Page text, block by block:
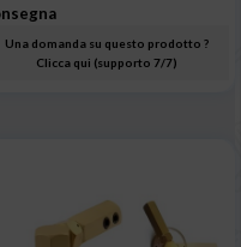
Una domanda su questo prodotto ?
Clicca qui (supporto 7/7)